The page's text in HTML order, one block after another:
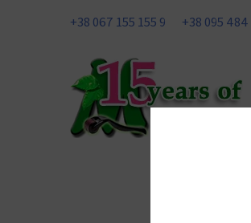
+38 067 155 155 9 +38 095